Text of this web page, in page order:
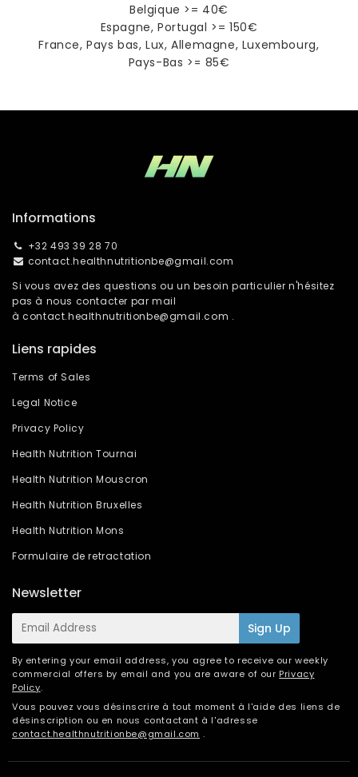
Belgique >= 40€
Espagne, Portugal >= 150€
France, Pays bas, Lux, Allemagne, Luxembourg,
Pays-Bas >= 85€
Informations
+32 493 39 28 70
contact.healthnutritionbe@gmail.com
Si vous avez des questions ou un besoin particulier n'hésitez
pas à nous contacter par mail
àcontact.healthnutritionbe@gmail.com .
Liens rapides
Terms of Sales
Legal Notice
Privacy Policy
Health Nutrition Tournai
Health Nutrition Mouscron
Health Nutrition Bruxelles
Health Nutrition Mons
Formulaire de retractation
Newsletter
E-
mail
Sign Up
By entering your email address, you agree to receive our weekly
commercial offers by email and you are aware of our Privacy
Policy.
Vous pouvez vous désinscrire à tout moment à l'aide des liens de
désinscription ou en nous contactant à l'adresse
contact.healthnutritionbe@gmail.com .